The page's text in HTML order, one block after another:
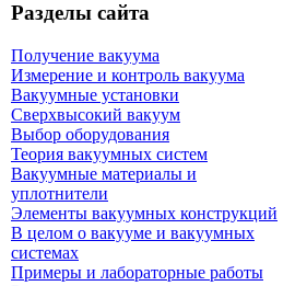
Разделы сайта
Получение вакуума
Измерение и контроль вакуума
Вакуумные установки
Сверхвысокий вакуум
Выбор оборудования
Теория вакуумных систем
Вакуумные материалы и
уплотнители
Элементы вакуумных конструкций
В целом о вакууме и вакуумных
системах
Примеры и лабораторные работы